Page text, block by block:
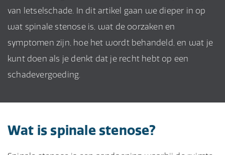
van letselschade. In dit artikel gaan we dieper in op
wat spinale stenose is, wat de oorzaken en
symptomen zijn, hoe het wordt behandeld, en wat je
kunt doen als je denkt dat je recht hebt op een
schadevergoeding.
Wat is spinale stenose?